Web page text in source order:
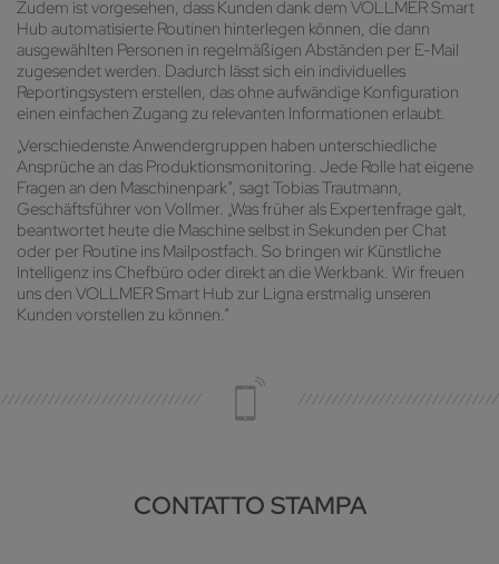
Zudem ist vorgesehen, dass Kunden dank dem VOLLMER Smart
Hub automatisierte Routinen hinterlegen können, die dann
ausgewählten Personen in regelmäßigen Abständen per E-Mail
zugesendet werden. Dadurch lässt sich ein individuelles
Reportingsystem erstellen, das ohne aufwändige Konfiguration
einen einfachen Zugang zu relevanten Informationen erlaubt.
„Verschiedenste Anwendergruppen haben unterschiedliche
Ansprüche an das Produktionsmonitoring. Jede Rolle hat eigene
Fragen an den Maschinenpark“, sagt Tobias Trautmann,
Geschäftsführer von Vollmer. „Was früher als Expertenfrage galt,
beantwortet heute die Maschine selbst in Sekunden per Chat
oder per Routine ins Mailpostfach. So bringen wir Künstliche
Intelligenz ins Chefbüro oder direkt an die Werkbank. Wir freuen
uns den VOLLMER Smart Hub zur Ligna erstmalig unseren
Kunden vorstellen zu können.“
CONTATTO STAMPA